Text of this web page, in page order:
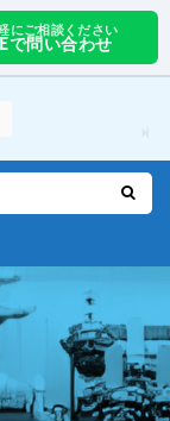
にご相談ください
で問い合わせ